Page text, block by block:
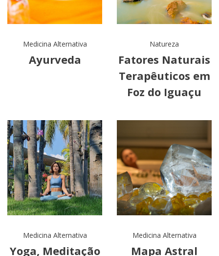
Medicina Alternativa
Ayurveda
Natureza
Fatores Naturais
Terapêuticos em
Foz do Iguaçu
Medicina Alternativa
Yoga, Meditação
Medicina Alternativa
Mapa Astral